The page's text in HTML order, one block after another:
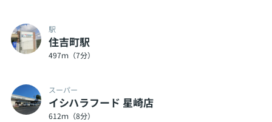
駅
住吉町駅
497ｍ（7分）
スーパー
イシハラフード 星崎店
612ｍ（8分）